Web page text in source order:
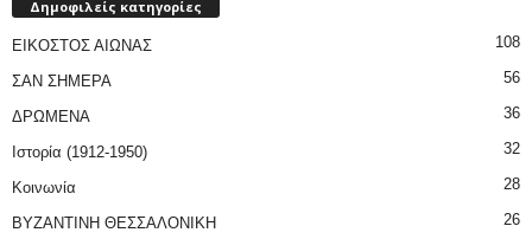
Δημοφιλείς κατηγορίες
ΕΙΚΟΣΤΟΣ ΑΙΩΝΑΣ 108
ΣΑΝ ΣΗΜΕΡΑ 56
ΔΡΩΜΕΝΑ 36
Ιστορία (1912-1950) 32
Κοινωνία 28
ΒΥΖΑΝΤΙΝΗ ΘΕΣΣΑΛΟΝΙΚΗ 26